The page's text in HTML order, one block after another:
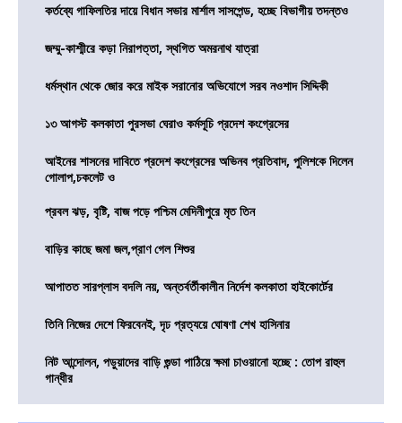
কর্তব্যে গাফিলতির দায়ে বিধান সভার মার্শাল সাসপেন্ড, হচ্ছে বিভাগীয় তদন্তও
জম্মু-কাশ্মীরে কড়া নিরাপত্তা, স্থগিত অমরনাথ যাত্রা
ধর্মস্থান থেকে জোর করে মাইক সরানোর অভিযোগে সরব নওশাদ সিদ্দিকী
১৩ আগস্ট কলকাতা পুরসভা ঘেরাও কর্মসূচি প্রদেশ কংগ্রেসের
আইনের শাসনের দাবিতে প্রদেশ কংগ্রেসের অভিনব প্রতিবাদ, পুলিশকে দিলেন
গোলাপ,চকলেট ও
প্রবল ঝড়, বৃষ্টি, বাজ পড়ে পশ্চিম মেদিনীপুরে মৃত তিন
বাড়ির কাছে জমা জল,প্রাণ গেল শিশুর
আপাতত সারপ্লাস বদলি নয়, অন্তর্বর্তীকালীন নির্দেশ কলকাতা হাইকোর্টের
তিনি নিজের দেশে ফিরবেনই, দৃঢ প্রত্যয়ে ঘোষণা শেখ হাসিনার
নিট আন্দোলন, পড়ুয়াদের বাড়ি গুন্ডা পাঠিয়ে ক্ষমা চাওয়ানো হচ্ছে : তোপ রাহুল
গান্ধীর